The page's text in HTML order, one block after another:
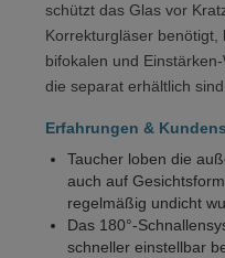
schützt das Glas vor
Korrekturgläser benötigt,
bifokalen und
die separat erhältlich
Erfahrungen &
Taucher loben die
auch auf
regelmäßig undicht
Das 180°-
schneller einstellbar